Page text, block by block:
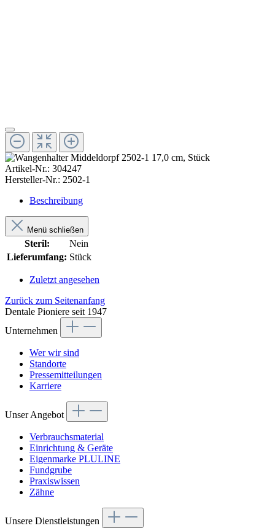
Artikel-Nr.: 304247
Hersteller-Nr.: 2502-1
Beschreibung
Menü schließen
Steril:
Nein
Lieferumfang: Stück
Zuletzt angesehen
Zurück zum Seitenanfang
Dentale Pioniere seit 1947
Unternehmen
Wer wir sind
Standorte
Pressemitteilungen
Karriere
Unser Angebot
Verbrauchsmaterial
Einrichtung & Geräte
Eigenmarke PLULINE
Fundgrube
Praxiswissen
Zähne
Unsere Dienstleistungen